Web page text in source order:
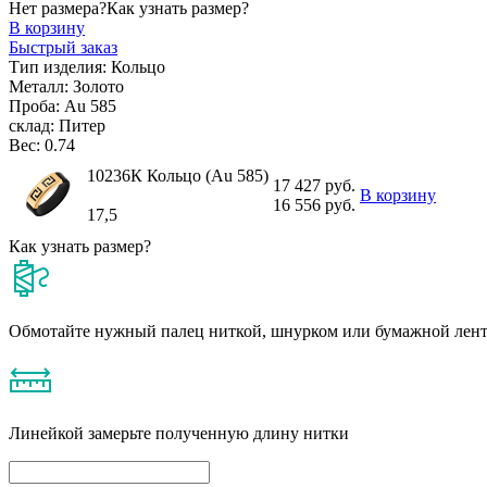
Нет размера?Как узнать размер?
В корзину
Быстрый заказ
Тип изделия: Кольцо
Металл: Золото
Проба: Au 585
склад: Питер
Вес: 0.74
10236К Кольцо (Au 585)
17 427 руб.
16 556 руб.
В корзину
17,5
Как узнать размер?
Обмотайте нужный палец ниткой, шнурком или бумажной
Линейкой замерьте полученную длину нитки